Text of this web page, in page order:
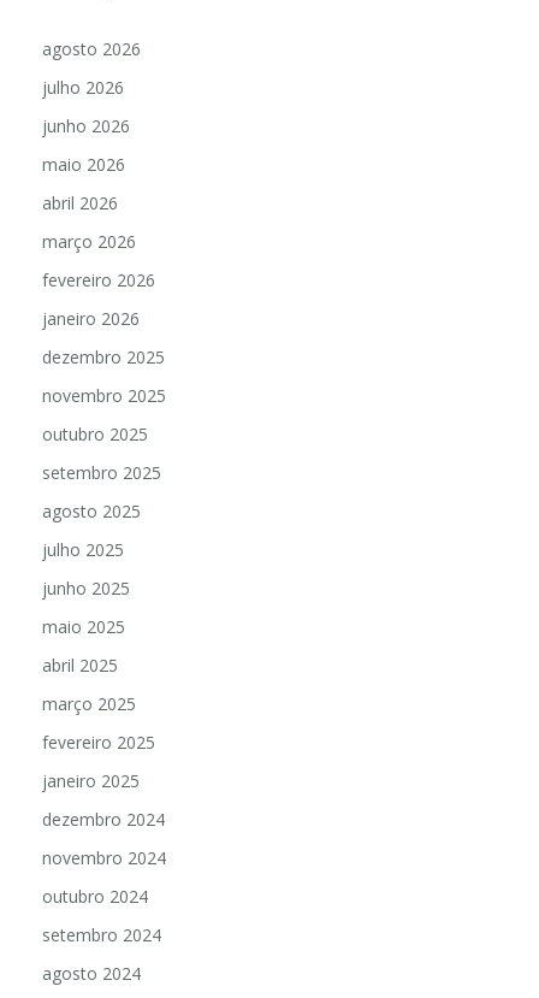
agosto 2026
julho 2026
junho 2026
maio 2026
abril 2026
março 2026
fevereiro 2026
janeiro 2026
dezembro 2025
novembro 2025
outubro 2025
setembro 2025
agosto 2025
julho 2025
junho 2025
maio 2025
abril 2025
março 2025
fevereiro 2025
janeiro 2025
dezembro 2024
novembro 2024
outubro 2024
setembro 2024
agosto 2024